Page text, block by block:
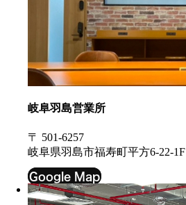
岐阜羽島営業所
〒 501-6257
岐阜県羽島市福寿町平方6-22-1F
Google Map